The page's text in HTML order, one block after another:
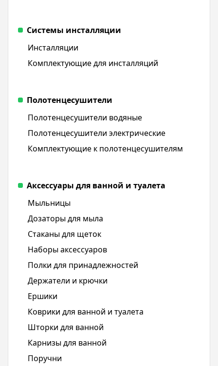
Системы инсталляции
Инсталляции
Комплектующие для инсталляций
Полотенцесушители
Полотенцесушители водяные
Полотенцесушители электрические
Комплектующие к полотенцесушителям
Аксессуары для ванной и туалета
Мыльницы
Дозаторы для мыла
Стаканы для щеток
Наборы аксессуаров
Полки для принадлежностей
Держатели и крючки
Ершики
Коврики для ванной и туалета
Шторки для ванной
Карнизы для ванной
Поручни